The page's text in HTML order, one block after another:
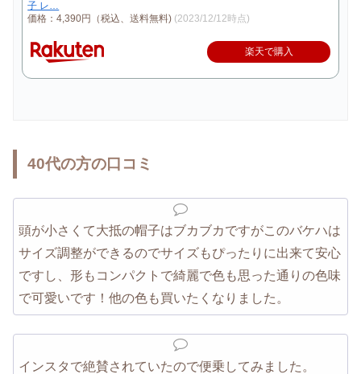
子 レ…
価格：4,390円（税込、送料無料) (2023/12/12時点)
楽天で購入
40代の方の口コミ
頭が小さくて大抵の帽子はブカブカですがこのバケハは
サイズ調整ができるのでサイズもぴったりに出来て安心
ですし、形もコンパクトで綺麗で色も思った通りの色味
で可愛いです！他の色も買いたくなりました。
インスタで絶賛されていたので便乗してみました。